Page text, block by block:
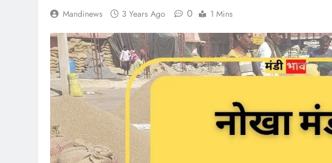
Mandinews 3 Years Ago 0 1 Mins